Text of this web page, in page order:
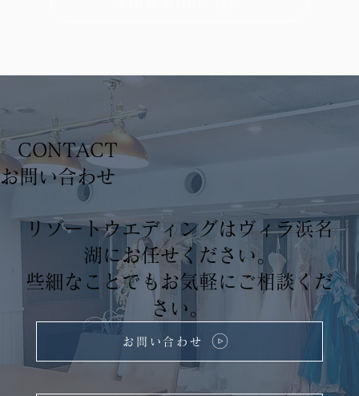
リゾートウエディングはヴィラ浜名
湖にお任せください。
些細なことでもお気軽にご相談くだ
さい。
CONTACT
お問い合わせ
​お問い合わせ